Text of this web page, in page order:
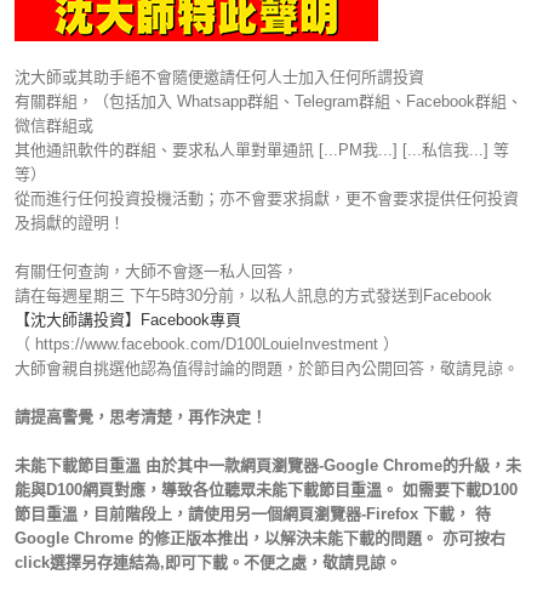
沈大師或其助手絕不會隨便邀請任何人士加入任何所謂投資
有關群組，（包括加入 Whatsapp群組、Telegram群組、Facebook群組、
微信群組或
其他通訊軟件的群組、要求私人單對單通訊 [...PM我...] [...私信我...] 等
等）
從而進行任何投資投機活動；亦不會要求捐獻，更不會要求提供任何投資
及捐獻的證明！
有關任何查詢，大師不會逐一私人回答，
請在每週星期三 下午5時30分前，以私人訊息的方式發送到Facebook
【沈大師講投資】Facebook專頁
（ https://www.facebook.com/D100LouieInvestment ）
大師會親自挑選他認為值得討論的問題，於節目內公開回答，敬請見諒。
請提高警覺，思考清楚，再作決定！
未能下載節目重溫 由於其中一款網頁瀏覽器-Google Chrome的升級，未
能與D100網頁對應，導致各位聽眾未能下載節目重溫。 如需要下載D100
節目重溫，目前階段上，請使用另一個網頁瀏覽器-Firefox 下載， 待
Google Chrome 的修正版本推出，以解決未能下載的問題。 亦可按右
click選擇另存連結為,即可下載。不便之處，敬請見諒。